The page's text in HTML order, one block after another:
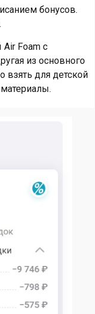
бонусов.
Foam с
из основного
взять для детской